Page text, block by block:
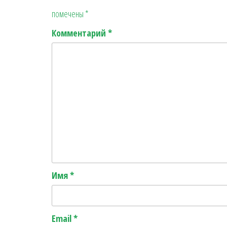
помечены *
Комментарий *
Имя*
Email*